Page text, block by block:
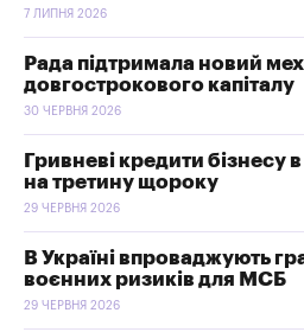
7 ЛИПНЯ 2026
Рада підтримала новий
довгострокового капіталу
30 ЧЕРВНЯ 2026
Гривневі кредити бізнесу
на третину щороку
29 ЧЕРВНЯ 2026
В Україні впроваджують
воєнних ризиків для МСБ
29 ЧЕРВНЯ 2026